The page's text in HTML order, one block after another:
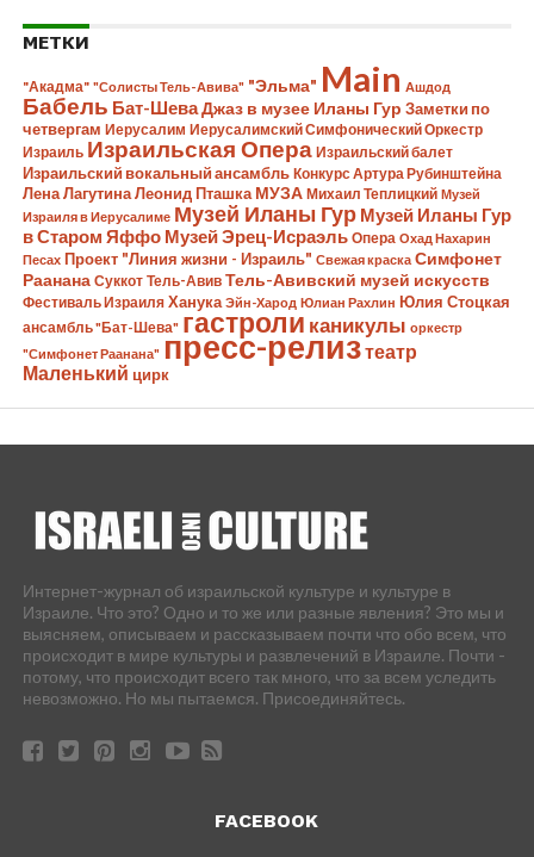
МЕТКИ
"Акадма" "Солисты Тель-Авива" "Эльма" Main Ашдод
Бабель Бат-ШеваДжаз в музее Иланы Гур Заметки по
четвергам Иерусалим Иерусалимский Симфонический Оркестр
Израиль Израильская Опера Израильский балет
Израильский вокальный ансамбль Конкурс Артура Рубинштейна
Лена Лагутина Леонид Пташка МУЗА Михаил Теплицкий Музей
Израиля в Иерусалиме Музей Иланы Гур Музей Иланы Гур
в Старом Яффо Музей Эрец-Исраэль Опера Охад Нахарин
Песах Проект "Линия жизни - Израиль" Свежая краска Симфонет
Раанана Суккот Тель-Авив Тель-Авивский музей искусств
Фестиваль Израиля Ханука Эйн-Харод Юлиан Рахлин Юлия Стоцкая
ансамбль "Бат-Шева" гастроли каникулы оркестр
"Симфонет Раанана" пресс-релизтеатр
Маленький цирк
Интернет-журнал об израильской культуре и культуре в
Израиле. Что это? Одно и то же или разные явления? Это мы и
выясняем, описываем и рассказываем почти что обо всем, что
происходит в мире культуры и развлечений в Израиле. Почти -
потому, что происходит всего так много, что за всем уследить
невозможно. Но мы пытаемся. Присоединяйтесь.
FACEBOOK